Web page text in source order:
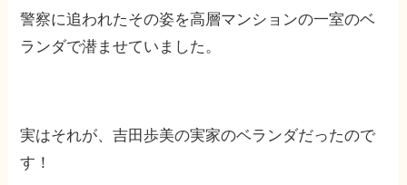
警察に追われたその姿を高層マンションの一室のベ
ランダで潜ませていました。
実はそれが、吉田歩美の実家のベランダだったので
す！